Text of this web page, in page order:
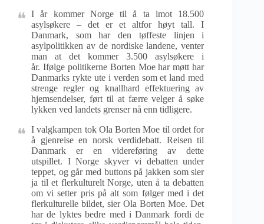
I år kommer Norge til å ta imot 18.500
asylsøkere – det er et altfor høyt tall. I
Danmark, som har den tøffeste linjen i
asylpolitikken av de nordiske landene, venter
man at det kommer 3.500 asylsøkere i
år. Ifølge politikerne Borten Moe har møtt har
Danmarks rykte ute i verden som et land med
strenge regler og knallhard effektuering av
hjemsendelser, ført til at færre velger å søke
lykken ved landets grenser nå enn tidligere.
I valgkampen tok Ola Borten Moe til ordet for
å gjenreise en norsk verdidebatt. Reisen til
Danmark er en videreføring av dette
utspillet. I Norge skyver vi debatten under
teppet, og går med buttons på jakken som sier
ja til et flerkulturelt Norge, uten å ta debatten
om vi setter pris på alt som følger med i det
flerkulturelle bildet, sier Ola Borten Moe. Det
har de lyktes bedre med i Danmark fordi de